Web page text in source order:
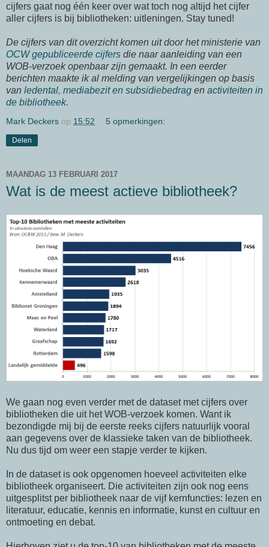
cijfers gaat nog één keer over wat toch nog altijd het cijfer
aller cijfers is bij bibliotheken: uitleningen. Stay tuned!
De cijfers van dit overzicht komen uit door het ministerie van
OCW gepubliceerde cijfers die naar aanleiding van een
WOB-verzoek openbaar zijn gemaakt. In een eerder
berichten maakte ik al melding van vergelijkingen op basis
van ledental, mediabezit en subsidiebedrag en activiteiten in
de bibliotheek.
Mark Deckers op 15:52 5 opmerkingen:
Delen
MAANDAG 13 FEBRUARI 2017
Wat is de meest actieve bibliotheek?
We gaan nog even verder met de dataset met cijfers over
bibliotheken die uit het WOB-verzoek komen. Want ik
bezondigde mij bij de eerste reeks cijfers natuurlijk vooral
aan gegevens over de klassieke taken van de bibliotheek.
Nu dus tijd om weer een stapje verder te kijken.
In de dataset is ook opgenomen hoeveel activiteiten elke
bibliotheek organiseert. Die activiteiten zijn ook nog eens
uitgesplitst per bibliotheek naar de vijf kernfuncties: lezen en
literatuur, educatie, kennis en informatie, kunst en cultuur en
ontmoeting en debat.